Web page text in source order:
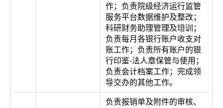
作；负责院级经济运行监管
服务平台数据维护及整改；
科研财务助理管理及培训；
负责每月各银行账户收支对
账工作；负责所有账户的银
行印鉴-法人章保管与使用；
负责会计档案工作；完成领
导交办的其他工作。
负责报销单及附件的审核、